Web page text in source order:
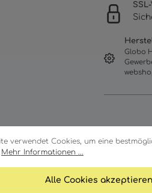
verwendet Cookies, um eine
Mehr Informationen ...
Alle Cookies akzeptieren
Globo